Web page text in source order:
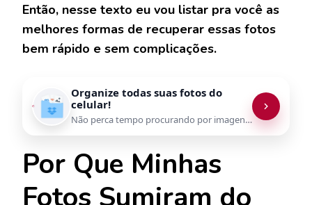
Então, nesse texto eu vou listar pra você as
melhores formas de recuperar essas fotos
bem rápido e sem complicações.
Organize todas suas fotos do
celular!
Não perca tempo procurando por imagens na galeria
Por Que Minhas
Fotos Sumiram do